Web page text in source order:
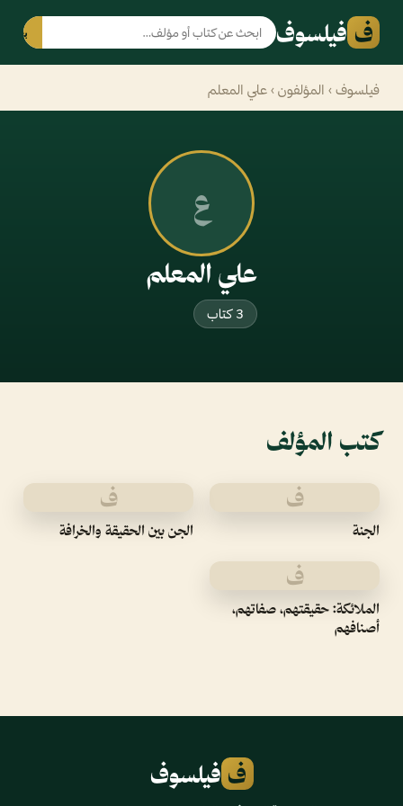
ف فيلسوف بحث
فيلسوف › المؤلفون › علي المعلم
ع
علي المعلم
3 كتاب
كتب المؤلف
ف
الجنة
ف
الجن بين الحقيقة والخرافة
ف
الملائكة: حقيقتهم، صفاتهم،
أصنافهم
ف فيلسوف